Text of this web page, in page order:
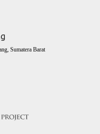
Sumatera Barat